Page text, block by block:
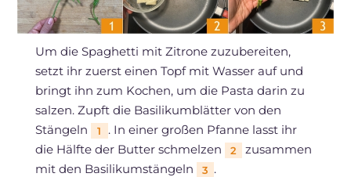
Um die Spaghetti mit Zitrone zuzubereiten,
setzt ihr zuerst einen Topf mit Wasser auf und
bringt ihn zum Kochen, um die Pasta darin zu
salzen. Zupft die Basilikumblätter von den
Stängeln
1
. In einer großen Pfanne lasst ihr
die Hälfte der Butter schmelzen
2
zusammen
mit den Basilikumstängeln
3 .